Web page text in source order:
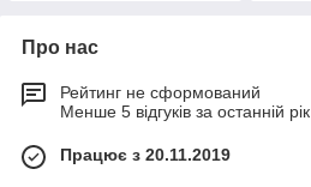
Про нас
Рейтинг не сформований
Менше 5 відгуків за останній рік
Працює з 20.11.2019